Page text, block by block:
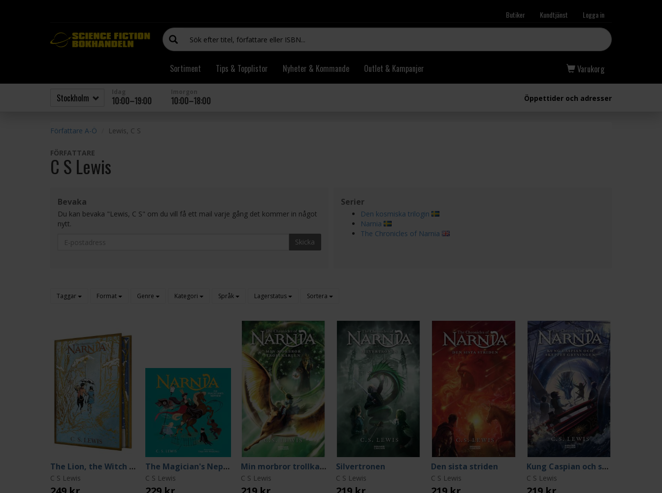
Butiker Kundtjänst Logga in
Sortiment Tips & Topplistor Nyheter & Kommande Outlet & Kampanjer Varukorg
10:00–19:00 10:00–18:00 Öppettider och adresser
Författare A-Ö Lewis, C S
FÖRFATTARE
C S Lewis
Bevaka
Du kan bevaka "Lewis, C S" om du vill få ett mail varje gång det kommer in något
nytt.
Skicka
Serier
Den kosmiska trilogin
Narnia
The Chronicles of Narnia
Taggar Format Genre Kategori Språk Lagerstatus Sortera
The Lion, the Witch and the Wardrobe (Deluxe Collector's Edition)
C S Lewis
The Magician's Nephew Picture Book
C S Lewis
Min morbror trollkarlen
C S Lewis
Silvertronen
C S Lewis
Den sista striden
C S Lewis
Kung Caspian och skeppet Gryningen
C S Lewis